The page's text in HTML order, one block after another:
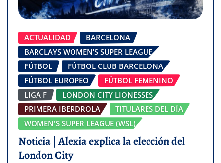
ACTUALIDAD
BARCELONA
BARCLAYS WOMEN’S SUPER LEAGUE
FÚTBOL
FÚTBOL CLUB BARCELONA
FÚTBOL EUROPEO
FÚTBOL FEMENINO
LIGA F
LONDON CITY LIONESSES
PRIMERA IBERDROLA
TITULARES DEL DÍA
WOMEN'S SUPER LEAGUE (WSL)
Noticia | Alexia explica la elección del
London City